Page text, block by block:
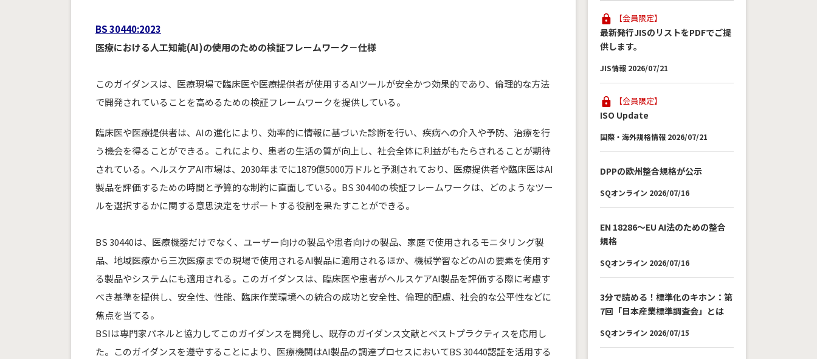
BS 30440:2023
医療における人工知能(AI)の使用のための検証フレームワーク－仕様
このガイダンスは、医療現場で臨床医や医療提供者が使用するAIツールが安全かつ効果的であり、倫理的な方法
で開発されていることを高めるための検証フレームワークを提供している。
臨床医や医療提供者は、AIの進化により、効率的に情報に基づいた診断を行い、疾病への介入や予防、治療を行
う機会を得ることができる。これにより、患者の生活の質が向上し、社会全体に利益がもたらされることが期待
されている。ヘルスケアAI市場は、2030年までに1879億5000万ドルと予測されており、医療提供者や臨床医はAI
製品を評価するための時間と予算的な制約に直面している。BS 30440の検証フレームワークは、どのようなツー
ルを選択するかに関する意思決定をサポートする役割を果たすことができる。
BS 30440は、医療機器だけでなく、ユーザー向けの製品や患者向けの製品、家庭で使用されるモニタリング製
品、地域医療から三次医療までの現場で使用されるAI製品に適用されるほか、機械学習などのAIの要素を使用す
る製品やシステムにも適用される。このガイダンスは、臨床医や患者がヘルスケアAI製品を評価する際に考慮す
べき基準を提供し、安全性、性能、臨床作業環境への統合の成功と安全性、倫理的配慮、社会的な公平性などに
焦点を当てる。
BSIは専門家パネルと協力してこのガイダンスを開発し、既存のガイダンス文献とベストプラクティスを応用し
た。このガイダンスを遵守することにより、医療機関はAI製品の調達プロセスにおいてBS 30440認証を活用する
【会員限定】
最新発行JISのリストをPDFでご提
供します。
JIS情報 2026/07/21
【会員限定】
ISO Update
国際・海外規格情報 2026/07/21
DPPの欧州整合規格が公示
SQオンライン 2026/07/16
EN 18286～EU AI法のための整合
規格
SQオンライン 2026/07/16
3分で読める！標準化のキホン：第
7回「日本産業標準調査会」とは
SQオンライン 2026/07/15